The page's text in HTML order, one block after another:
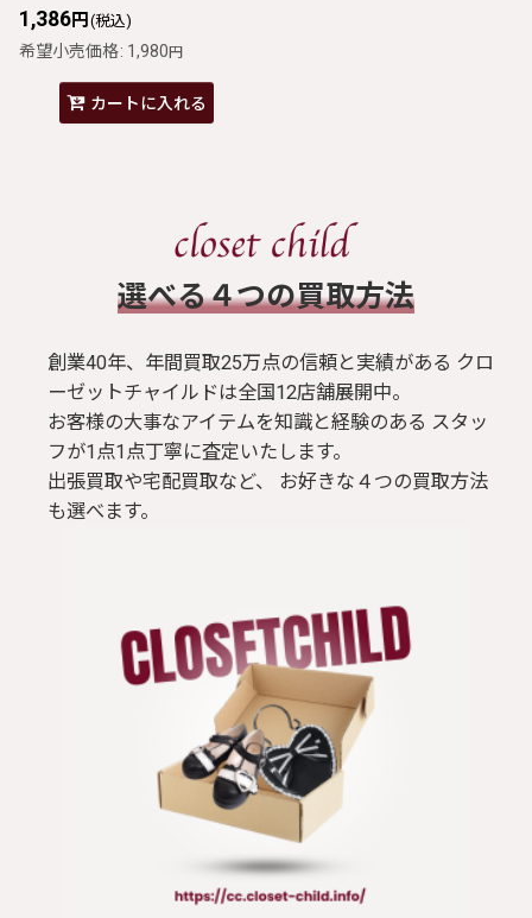
1,386円 (税込)
希望小売価格: 1,980円
カートに入れる
​選べる４つの買取方法
創業40年、年間買取25万点の信頼と実績がある クロ
ーゼットチャイルドは全国12店舗展開中。
お客様の大事なアイテムを知識と経験のある スタッ
フが1点1点丁寧に査定いたします。
出張買取や宅配買取など、 お好きな４つの買取方法
も選べます。